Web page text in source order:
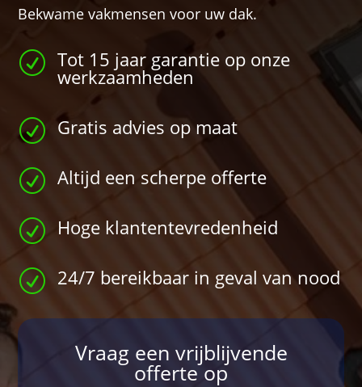
Bekwame vakmensen voor uw dak.
R Tot 15 jaar garantie op onze
werkzaamheden
R Gratis advies op maat
R Altijd een scherpe offerte
R Hoge klantentevredenheid
R 24/7 bereikbaar in geval van nood
Vraag een vrijblijvende
offerte op